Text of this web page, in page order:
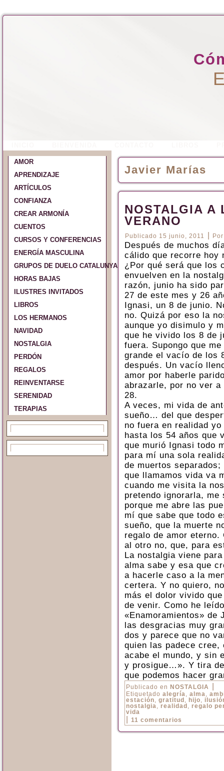
AMOR
APRENDIZAJE
ARTÍCULOS
CONFIANZA
CREAR ARMONÍA
CUENTOS
CURSOS Y CONFERENCIAS
ENERGÍA MASCULINA
GRUPOS DE DUELO CATALUNYA Y ESPAÑA
HORAS BAJAS
ILUSTRES INVITADOS
LIBROS
LOS HERMANOS
NAVIDAD
NOSTALGIA
PERDÓN
REGALOS
REINVENTARSE
SERENIDAD
TERAPIAS
Javier Marías
NOSTALGIA A
VERANO
Publicado 15 junio, 2011 Por
Después de muchos
cálido que recorre hoy
¿Por qué será que los
envuelven en la
razón, junio ha sido
27 de este mes y 26
Ignasi, un 8 de junio.
no. Quizá por eso la
aunque yo disimulo y
que he vivido los 8 de
fuera. Supongo que
grande el vacío de los
después. Un vacío
amor por haberle
abrazarle, por no ver
28.
A veces, mi vida de
sueño… del que
no fuera en realidad
hasta los 54 años que
que murió Ignasi todo
para mí una sola
de muertos
que llamamos vida va
cuando me visita la
pretendo ignorarla, me
porque me abre las
mí que sabe que todo
sueño, que la muerte
regalo de amor
al otro no, que, para
La nostalgia viene
alma sabe y esa que
a hacerle caso a la
certera. Y no quiero,
más el dolor vivido
de venir. Como he
«Enamoramientos»
las desgracias muy
dos y parece que no
quien las padece
acabe el mundo, y sin
y prosigue…». Y tira
que podemos hacer
Publicado en NOSTALGIA
Etiquetado alegría, alma,
estación, gratitud , hijo,
nostalgia, realidad , regalo
vida
11 comentarios